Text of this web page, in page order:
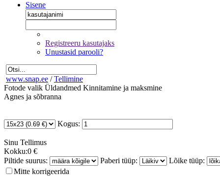
Sisene
Registreeru kasutajaks
Unustasid parooli?
www.snap.ee / Tellimine
Fotode valik Üldandmed Kinnitamine ja maksmine
Agnes ja sõbranna
Kogus:
Sinu Tellimus
Kokku:0 €
Piltide suurus:
Paberi tüüp:
Lõike tüüp:
Mitte korrigeerida